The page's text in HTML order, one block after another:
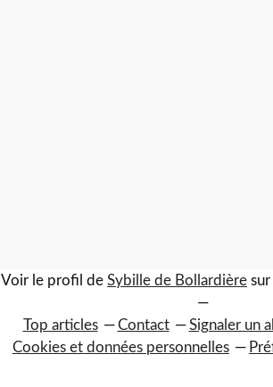
Voir le profil de Sybille de Bollardière
Top articles Contact Signaler un
Cookies et données personnelles